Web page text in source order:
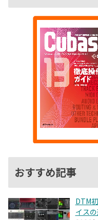
おすすめ記事
DTM
イス